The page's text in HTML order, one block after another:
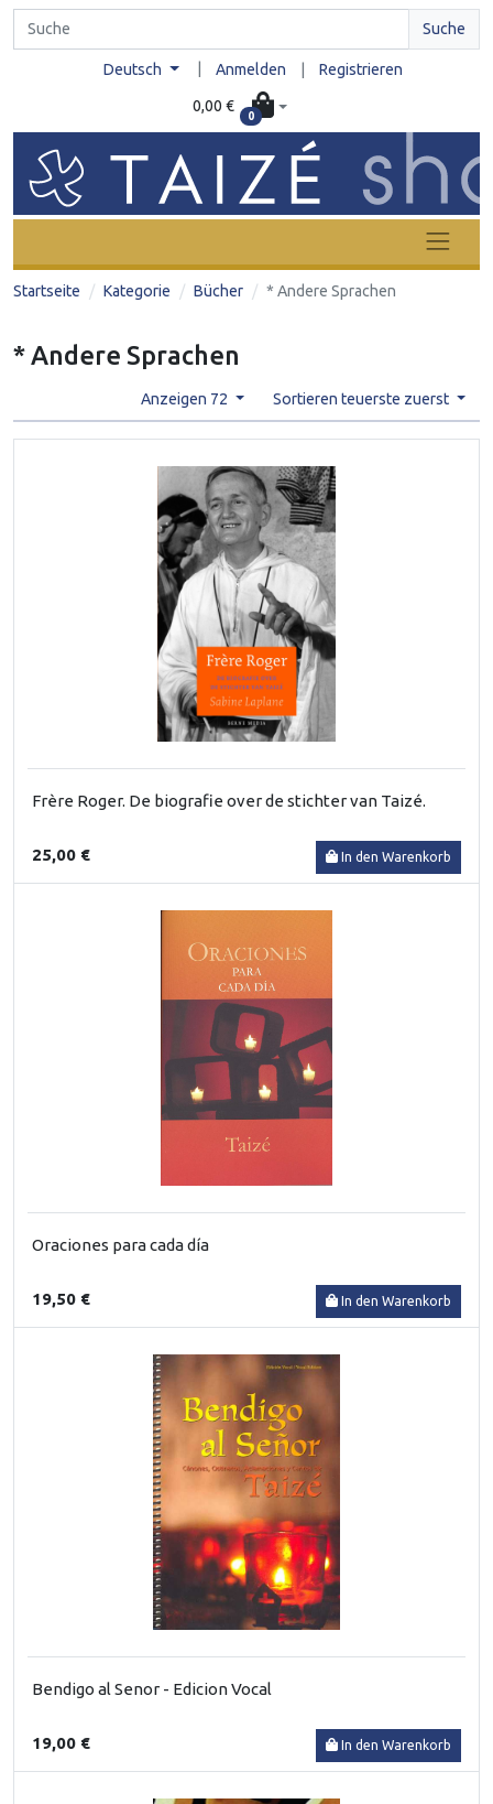
Suche
Deutsch Anmelden Registrieren
0,00 €
0
Startseite Kategorie Bücher * Andere Sprachen
* Andere Sprachen
Anzeigen 72 Sortieren teuerste zuerst
Frère Roger. De biografie over de stichter van Taizé.
25,00 € In den Warenkorb
Oraciones para cada día
19,50 € In den Warenkorb
Bendigo al Senor - Edicion Vocal
19,00 € In den Warenkorb